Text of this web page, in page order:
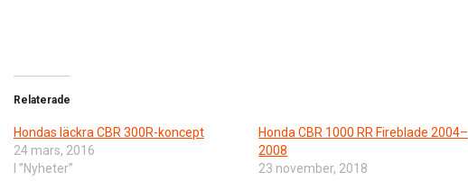
Relaterade
Hondas läckra CBR 300R-koncept
24 mars, 2016
I ”Nyheter”
Honda CBR 1000 RR Fireblade 2004–
2008
23 november, 2018